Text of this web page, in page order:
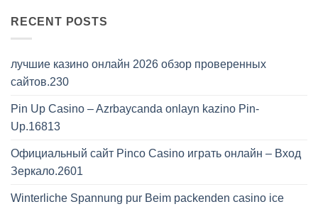
RECENT POSTS
лучшие казино онлайн 2026 обзор проверенных
сайтов.230
Pin Up Casino – Azrbaycanda onlayn kazino Pin-
Up.16813
Официальный сайт Pinco Casino играть онлайн – Вход
Зеркало.2601
Winterliche Spannung pur Beim packenden casino ice